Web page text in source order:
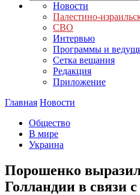
Новости
Палестино-
СВО
Интервью
Программы и
Сетка вещания
Редакция
Приложение
Главная Новости
Общество
В мире
Украина
Порошенко выразил
Голландии в связи